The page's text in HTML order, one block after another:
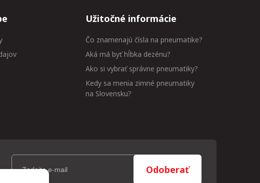
Užitočné informácie
Čo znamenajú čísla na pneumatike?
Aká má byť hĺbka dezénu?
Ako si vybrať správne pneumatiky?
Kedy sa menia zimné pneumatiky
na Slovensku?
Odoberať